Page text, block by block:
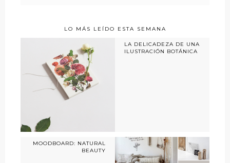
LO MÁS LEÍDO ESTA SEMANA
LA DELICADEZA DE UNA
ILUSTRACIÓN BOTÁNICA
MOODBOARD: NATURAL
BEAUTY